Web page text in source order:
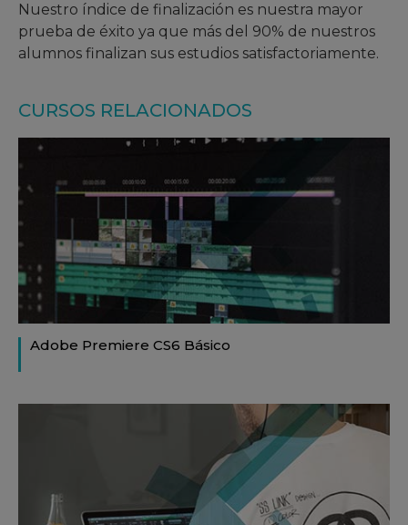
Nuestro índice de finalización es nuestra mayor
prueba de éxito ya que más del 90% de nuestros
alumnos finalizan sus estudios satisfactoriamente.
CURSOS RELACIONADOS
Adobe Premiere CS6 Básico